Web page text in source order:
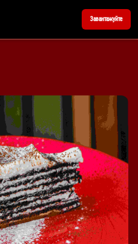
Завантажуйте
Забронювати стіл